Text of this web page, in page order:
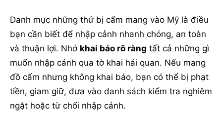
Danh mục những thứ bị cấm mang vào Mỹ là điều
bạn cần biết để nhập cảnh nhanh chóng, an toàn
và thuận lợi. Nhớ khai báo rõ ràng tất cả những gì
muốn nhập cảnh qua tờ khai hải quan. Nếu mang
đồ cấm nhưng không khai báo, bạn có thể bị phạt
tiền, giam giữ, đưa vào danh sách kiểm tra nghiêm
ngặt hoặc từ chối nhập cảnh.